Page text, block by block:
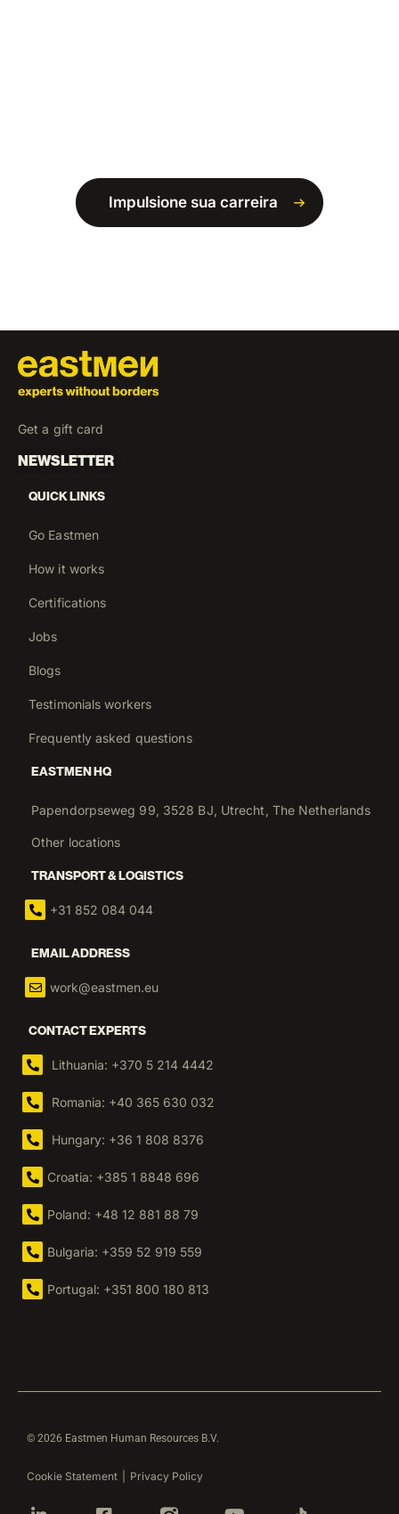
Impulsione sua carreira
Get a gift card
NEWSLETTER
QUICK LINKS
Go Eastmen
How it works
Certifications
Jobs
Blogs
Testimonials workers
Frequently asked questions
EASTMEN HQ
Papendorpseweg 99, 3528 BJ, Utrecht, The Netherlands
Other locations
TRANSPORT & LOGISTICS
+31 852 084 044
EMAIL ADDRESS
work@eastmen.eu
CONTACT EXPERTS
Lithuania: +370 5 214 4442
Romania: +40 365 630 032
Hungary: +36 1 808 8376
Croatia: +385 1 8848 696
Poland: +48 12 881 88 79
Bulgaria: +359 52 919 559
Portugal: +351 800 180 813
© 2026 Eastmen Human Resources B.V.
Cookie Statement Privacy Policy